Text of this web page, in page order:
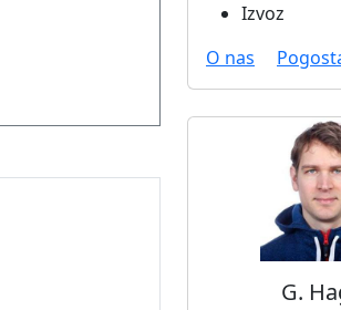
Izvoz
O nas
G.